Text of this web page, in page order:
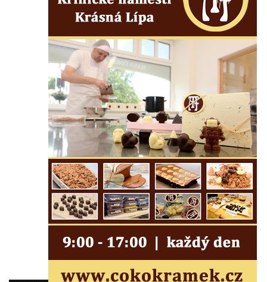
Márnice na hřbitově v Krásné u Pěnčína
Výklenková kaple naproti domu čp. 34 v
Krásné u Pěnčína
Kostel svatého Josefa v Krásné u Pěnčína
Kostel Panny Marie Pomocné s Ivanitskou
poustevnou v Teplicích nad Metují
Hřbitovní kaple/márnice na hřbitově v
Teplicích nad Metují
Kostel svatého Vavřince v Teplicích nad
Metují
Hrobová kaple Johanna Nitsche na
hřbitově na Vlčí Hoře
Kaple Panny Marie Karmelské na Vlčí Hoře
Kostel svatého Bartoloměje v Teplicích
Kostel svatého Jana Křtitele na Zámeckém
náměstí v Teplicích